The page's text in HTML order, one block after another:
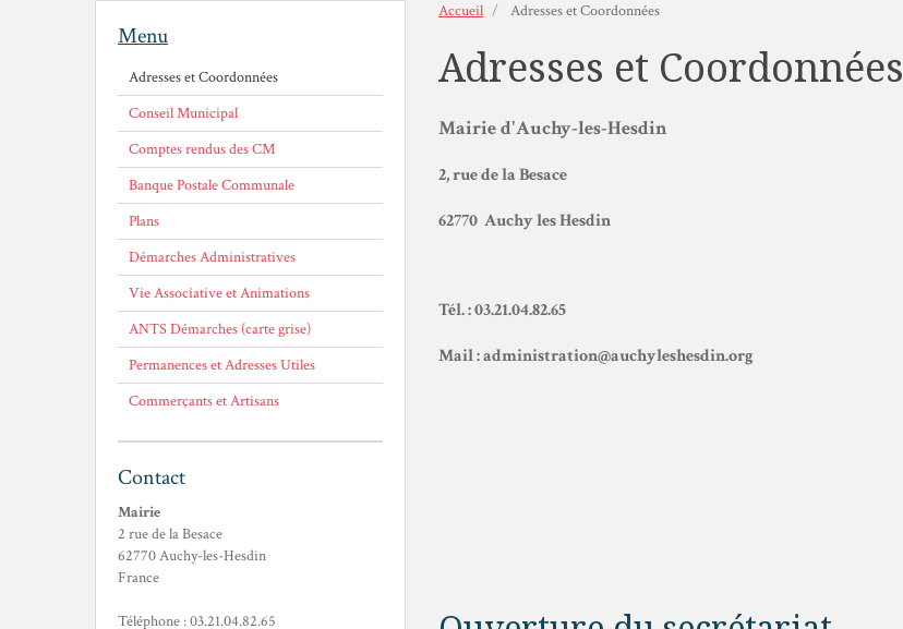
Accueil Adresses et Coordonnées
Adresses et Coordonnées
Mairie d'Auchy-les-Hesdin
2, rue de la Besace
62770 Auchy les Hesdin
Tél. : 03.21.04.82.65
Mail : administration@auchyleshesdin.org
Menu
Adresses et Coordonnées
Conseil Municipal
Comptes rendus des CM
Banque Postale Communale
Plans
Démarches Administratives
Vie Associative et Animations
ANTS Démarches (carte grise)
Permanences et Adresses Utiles
Commerçants et Artisans
Contact
Mairie
2 rue de la Besace
62770 Auchy-les-Hesdin
France
Téléphone : 03.21.04.82.65